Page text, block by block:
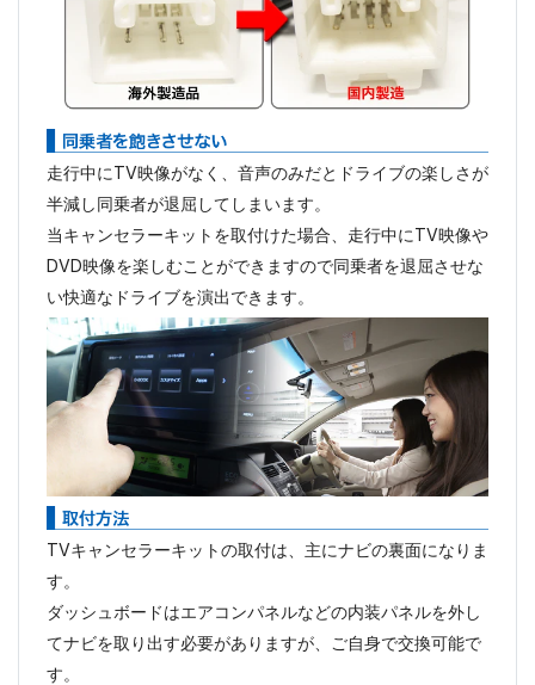
走行中にTV映像がなく、音声のみだとドライブの楽しさが
半減し同乗者が退屈してしまいます。
当キャンセラーキットを取付けた場合、走行中にTV映像や
DVD映像を楽しむことができますので同乗者を退屈させな
い快適なドライブを演出できます。
TVキャンセラーキットの取付は、主にナビの裏面になりま
す。
ダッシュボードはエアコンパネルなどの内装パネルを外し
てナビを取り出す必要がありますが、ご自身で交換可能で
す。